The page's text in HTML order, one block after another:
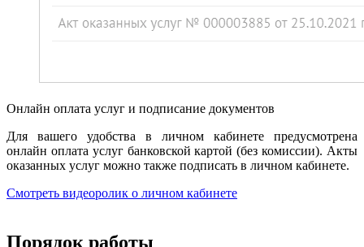
Онлайн оплата услуг и подписание документов
Для вашего удобства в личном кабинете предусмотрена
онлайн оплата услуг банковской картой (без комиссии). Акты
оказанных услуг можно также подписать в личном кабинете.
Смотреть видеоролик о личном кабинете
Порядок работы